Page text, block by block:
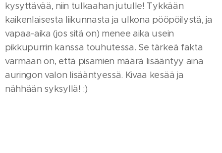
kysyttävää, niin tulkaahan jutulle! Tykkään
kaikenlaisesta liikunnasta ja ulkona pööpöilystä, ja
vapaa-aika (jos sitä on) menee aika usein
pikkupurrin kanssa touhutessa. Se tärkeä fakta
varmaan on, että pisamien määrä lisääntyy aina
auringon valon lisääntyessä. Kivaa kesää ja
nähhään syksyllä! :)